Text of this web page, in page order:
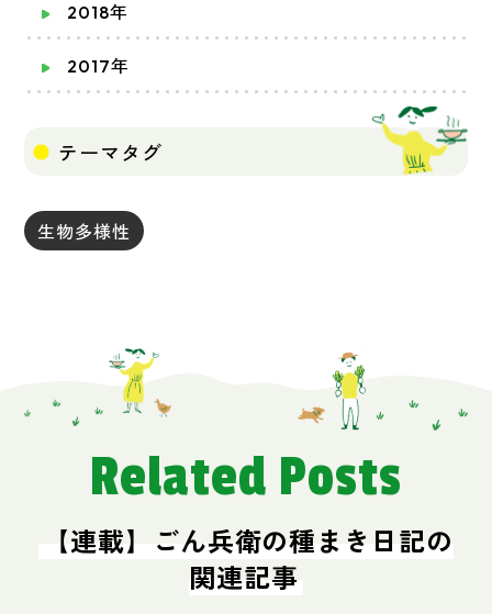
2018年
2017年
テーマタグ
生物多様性
Related Posts
【連載】ごん兵衛の種まき日記の
関連記事